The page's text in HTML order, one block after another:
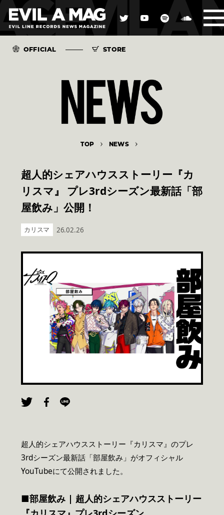
OFFICIAL STORE
TOP NEWS
超人的シェアハウスストーリー『カ
リスマ』 プレ3rdシーズン最新話「部
屋飲み」公開！
カリスマ 26.02.26
超人的シェアハウスストーリー『カリスマ』のプレ
3rdシーズン最新話「部屋飲み」がオフィシャル
YouTubeにて公開されました。
■部屋飲み | 超人的シェアハウスストーリー